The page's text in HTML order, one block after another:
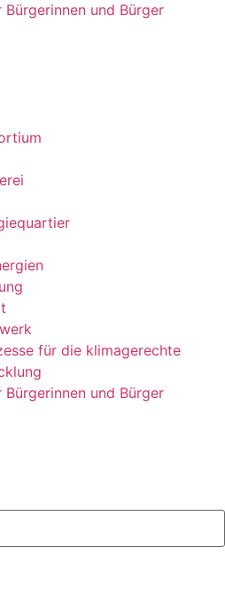
und Bürger
für die klimagerechte
und Bürger